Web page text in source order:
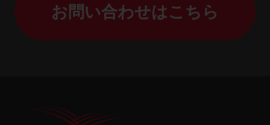
お問い合わせはこちら